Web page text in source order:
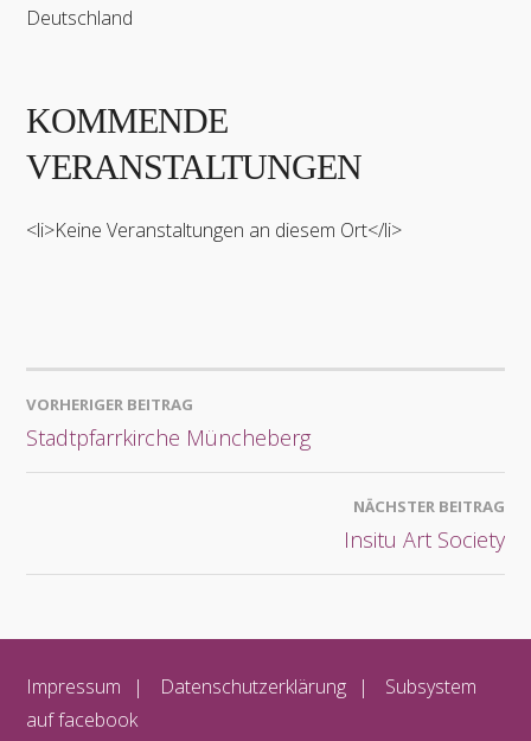
Deutschland
KOMMENDE
VERANSTALTUNGEN
<li>Keine Veranstaltungen an diesem Ort</li>
BEITRAGSNAVIGATION
VORHERIGER BEITRAG
Stadtpfarrkirche Müncheberg
NÄCHSTER BEITRAG
Insitu Art Society
Impressum Datenschutzerklärung
Subsystem
auf facebook